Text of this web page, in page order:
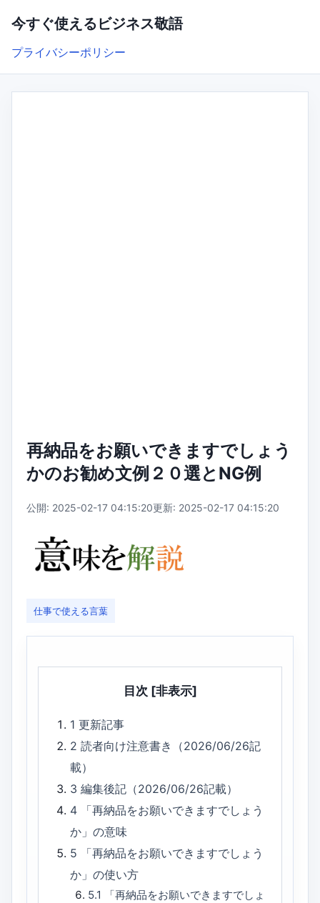
今すぐ使えるビジネス敬語
プライバシーポリシー
再納品をお願いできますでしょう
かのお勧め文例２０選とNG例
公開: 2025-02-17 04:15:20更新: 2025-02-17 04:15:20
仕事で使える言葉
目次 [非表示]
1更新記事
2読者向け注意書き（2026/06/26記
載）
3編集後記（2026/06/26記載）
4
「再納品をお願いできますでしょう
か」の意味
5
「再納品をお願いできますでしょう
か」の使い方
5.1
「再納品をお願いできますでしょ